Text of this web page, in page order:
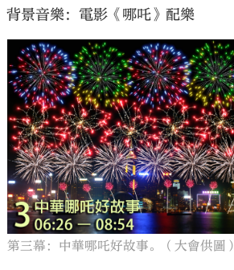
背景音樂：電影《哪吒》配樂
第三幕：中華哪吒好故事。（大會供圖）